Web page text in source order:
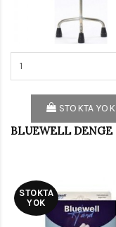
STOKTA YOK
STOKTA
YOK